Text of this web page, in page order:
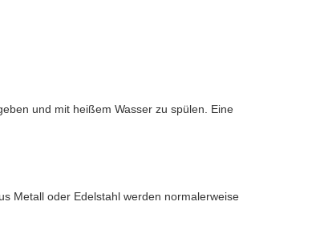
und mit heißem Wasser zu spülen. Eine
Metall oder Edelstahl werden normalerweise